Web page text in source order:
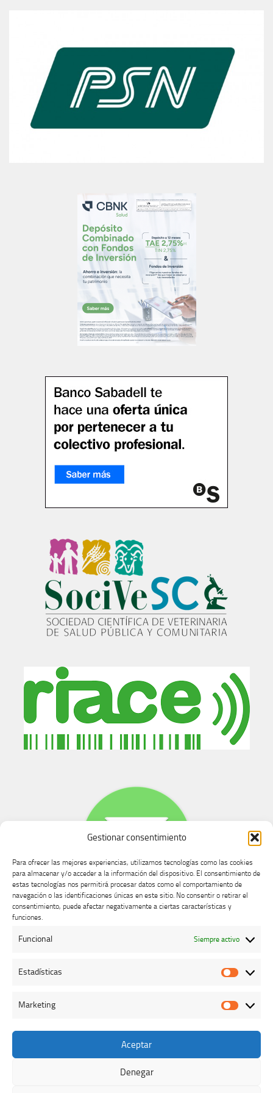
Gestionar consentimiento
Para ofrecer las mejores experiencias, utilizamos tecnologías como las cookies
para almacenar y/o acceder a la información del dispositivo. El consentimiento de
estas tecnologías nos permitirá procesar datos como el comportamiento de
navegación o las identificaciones únicas en este sitio. No consentir o retirar el
consentimiento, puede afectar negativamente a ciertas características y
funciones.
Funcional Siempre activo
Estadísticas
Marketing
Aceptar
Denegar
Buzón de dudas, quejas y sugerencias
Colegio Oficial de Veterinarios de Cáceres © 2026. Todos los